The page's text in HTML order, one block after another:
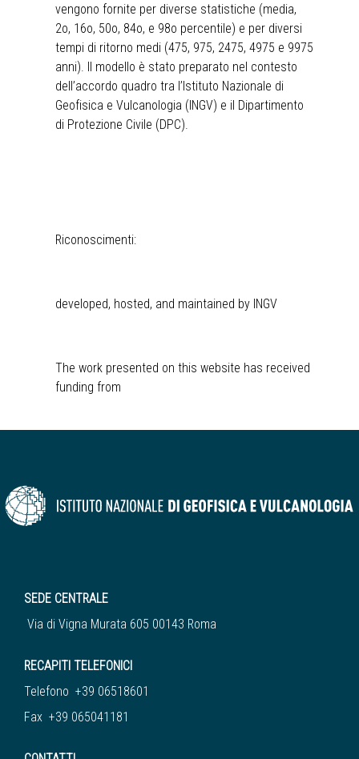
vengono fornite per diverse statistiche (media,
2o, 16o, 50o, 84o, e 98o percentile) e per diversi
tempi di ritorno medi (475, 975, 2475, 4975 e 9975
anni). Il modello è stato preparato nel contesto
dell’accordo quadro tra l’Istituto Nazionale di
Geofisica e Vulcanologia (INGV) e il Dipartimento
di Protezione Civile (DPC).
Riconoscimenti:
developed, hosted, and maintained by INGV
The work presented on this website has received
funding from
SEDE CENTRALE
Via di Vigna Murata 605 00143 Roma
RECAPITI TELEFONICI
Telefono +39 06518601
Fax +39 065041181